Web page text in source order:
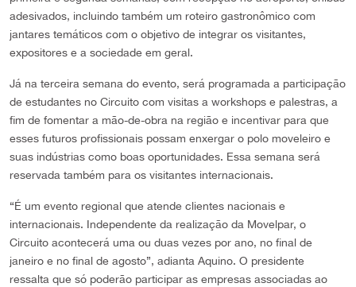
adesivados, incluindo também um roteiro gastronômico com
jantares temáticos com o objetivo de integrar os visitantes,
expositores e a sociedade em geral.
Já na terceira semana do evento, será programada a participação
de estudantes no Circuito com visitas a workshops e palestras, a
fim de fomentar a mão-de-obra na região e incentivar para que
esses futuros profissionais possam enxergar o polo moveleiro e
suas indústrias como boas oportunidades. Essa semana será
reservada também para os visitantes internacionais.
“É um evento regional que atende clientes nacionais e
internacionais. Independente da realização da Movelpar, o
Circuito acontecerá uma ou duas vezes por ano, no final de
janeiro e no final de agosto”, adianta Aquino. O presidente
ressalta que só poderão participar as empresas associadas ao